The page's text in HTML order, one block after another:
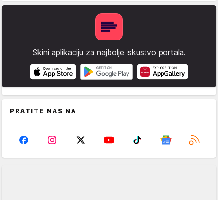
Skini aplikaciju za najbolje iskustvo portala.
PRATITE NAS NA